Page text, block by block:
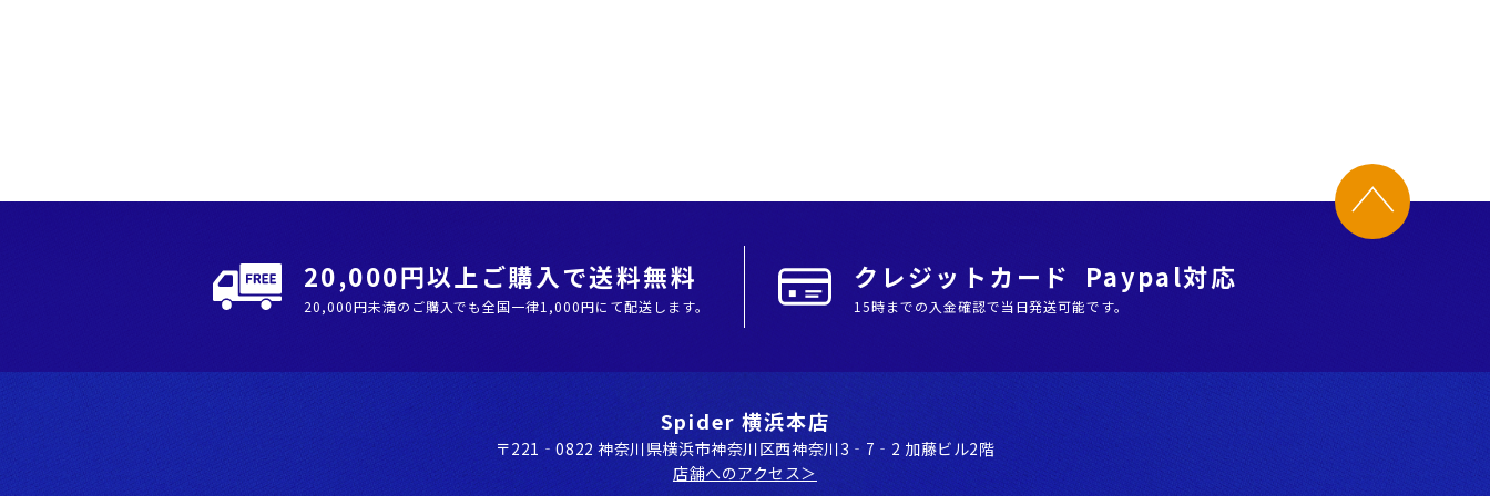
20,000円以上ご購入で送料無料
20,000円未満のご購入でも全国⼀律1,000円にて配送します。
クレジットカード Paypal対応
15時までの入金確認で当日発送可能です。
Spider 横浜本店
〒221‐0822 神奈川県横浜市神奈川区⻄神奈川3‐7‐2 加藤ビル2階
店舗へのアクセス＞